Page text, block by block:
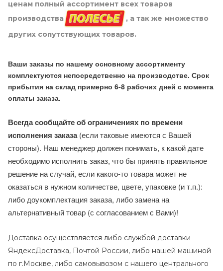
ценам полный ассортимент всех товаров
производства
, а так же множество
других сопутствующих товаров.
Ваши заказы по нашему основному ассортименту
комплектуются непосредственно на производстве. Срок
прибытия на склад примерно 6-8 рабочих дней с момента
оплаты заказа.
Всегда сообщайте об ограничениях по времени
исполнения заказа(если таковые имеются с Вашей
стороны). Наш менеджер должен понимать, к какой дате
необходимо исполнить заказ, что бы принять правильное
решение на случай, если какого-то товара может не
оказаться в нужном количестве, цвете, упаковке (и т.п.):
либо доукомплектация заказа, либо замена на
альтернативный товар (с согласованием с Вами)!
Доставка осуществляется либо службой доставки
ЯндексДоставка, Почтой России, либо нашей машиной
по г.Москве, либо самовывозом с нашего центрального